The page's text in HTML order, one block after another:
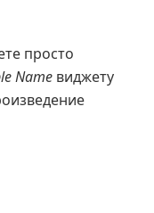
просто
Name виджету